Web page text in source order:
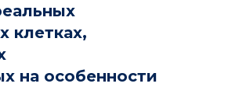
клетках,
на особенности